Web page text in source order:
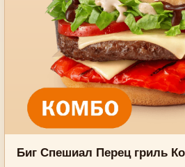
Биг Спешиал Перец гриль